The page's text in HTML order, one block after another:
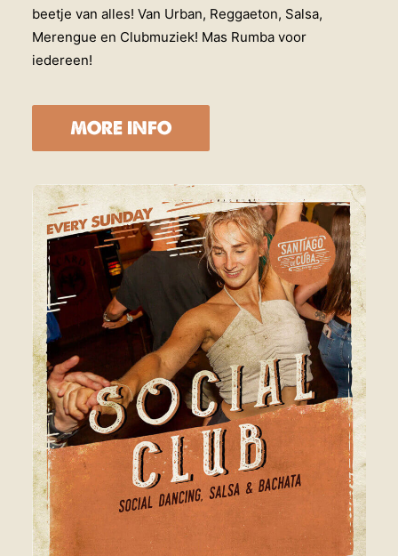
beetje van alles! Van Urban, Reggaeton, Salsa,
Merengue en Clubmuziek! Mas Rumba voor
iedereen!
MORE INFO